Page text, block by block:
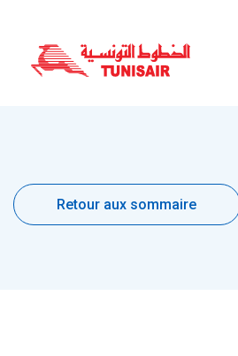
aux
sommaireRetour aux sommaire